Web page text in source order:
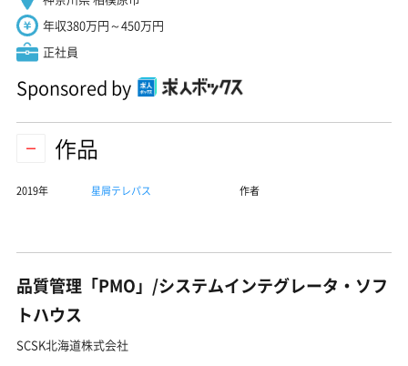
年収380万円～450万円
正社員
Sponsored by
作品
2019年 星屑テレパス 作者
品質管理「PMO」/システムインテグレータ・ソフ
トハウス
SCSK北海道株式会社